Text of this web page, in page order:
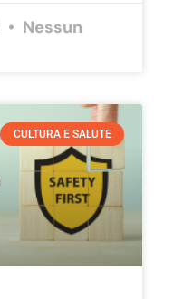
Nessun
CULTURA E SALUTE